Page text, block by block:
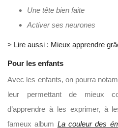
Une tête bien faite
Activer ses neurones
> Lire aussi : Mieux apprendre
Pour les enfants
Avec les enfants, on pourra
leur permettant de mieux
d’apprendre à les exprimer, à
fameux album La couleur des